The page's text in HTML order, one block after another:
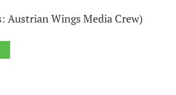
Austrian Wings Media Crew)